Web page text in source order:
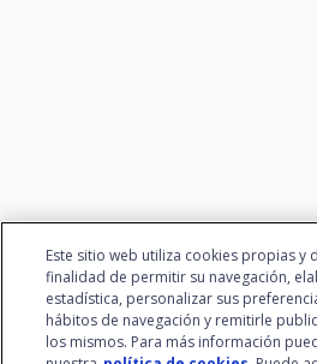
Este sitio web utiliza cookies propias y
finalidad de permitir su navegación,
estadística, personalizar sus
hábitos de navegación y remitirle
los mismos. Para más información